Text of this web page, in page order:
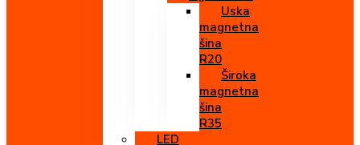
Uska
magnetna
šina
R20
Široka
magnetna
šina
R35
LED